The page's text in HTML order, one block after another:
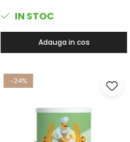
IN STOC
Adauga in cos
-24%